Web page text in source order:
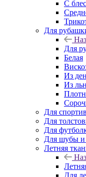
С
Для
Для
Белая
Из
Из
Для
Для
Для
Для шубы и
Летняя
Для